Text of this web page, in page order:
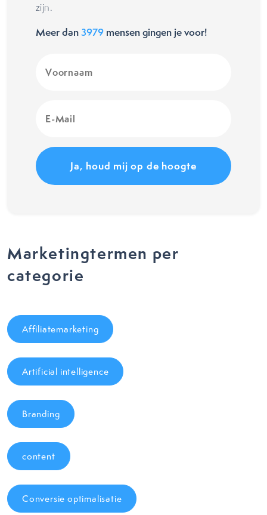
zijn.
Meer dan3979 mensen gingen je voor!
(Vereist)
Mail
Marketingtermen per
categorie
Affiliatemarketing
Artificial intelligence
Branding
content
Conversie optimalisatie